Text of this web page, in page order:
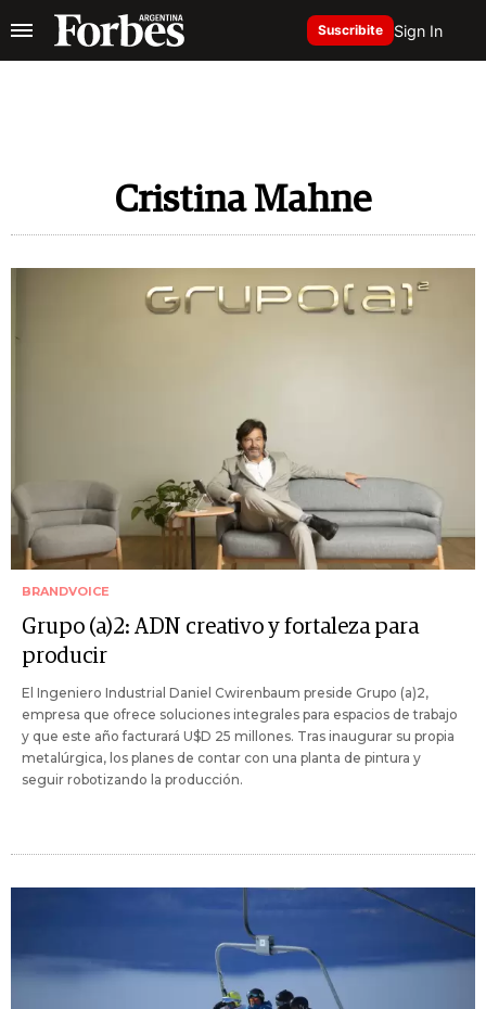
Suscribite Sign In
Cristina Mahne
BRANDVOICE
Grupo (a)2: ADN creativo y fortaleza para
producir
El Ingeniero Industrial Daniel Cwirenbaum preside Grupo (a)2,
empresa que ofrece soluciones integrales para espacios de trabajo
y que este año facturará U$D 25 millones. Tras inaugurar su propia
metalúrgica, los planes de contar con una planta de pintura y
seguir robotizando la producción.